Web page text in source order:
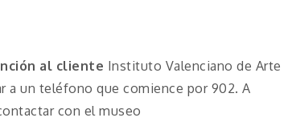
al cliente Instituto Valenciano de Arte
a un teléfono que comience por 902. A
con el museo